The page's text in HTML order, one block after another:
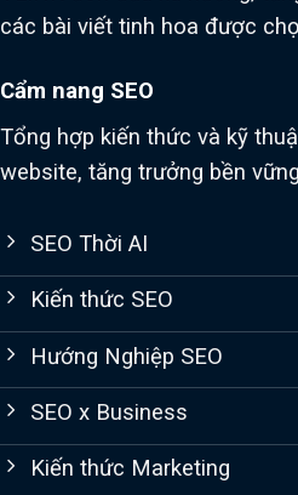
các bài viết tinh hoa được
Cẩm nang SEO
Tổng hợp kiến thức và kỹ
website, tăng trưởng bền
SEO Thời AI
Kiến thức SEO
Hướng Nghiệp SEO
SEO x Business
Kiến thức Marketing